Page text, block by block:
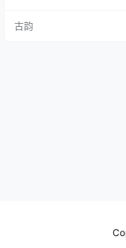
eam账号： 账号获取地址
古韵